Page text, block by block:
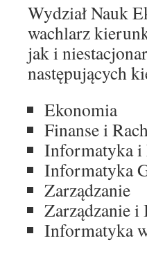
Wydział Nauk
wachlarz
jak i
następujących
Ekonomia
Finanse i
Informatyka i
Informatyka
Zarządzanie
Zarządzanie
Informatyka